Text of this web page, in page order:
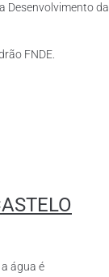
Desenvolvimento da
FNDE.
água é